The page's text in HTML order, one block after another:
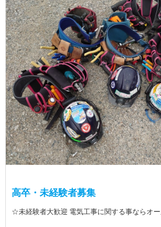
高卒・未経験者募集